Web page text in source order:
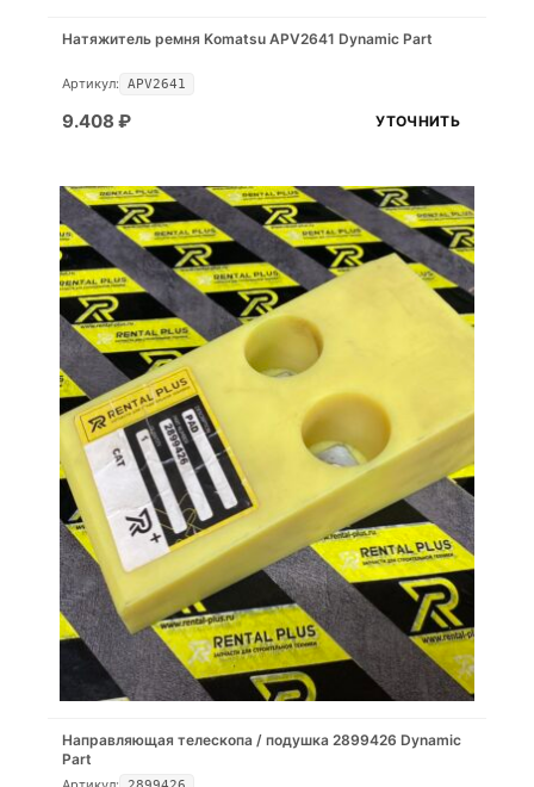
Натяжитель ремня Komatsu APV2641 Dynamic Part
Артикул: APV2641
9.408 ₽ УТОЧНИТЬ
Направляющая телескопа / подушка 2899426 Dynamic
Part